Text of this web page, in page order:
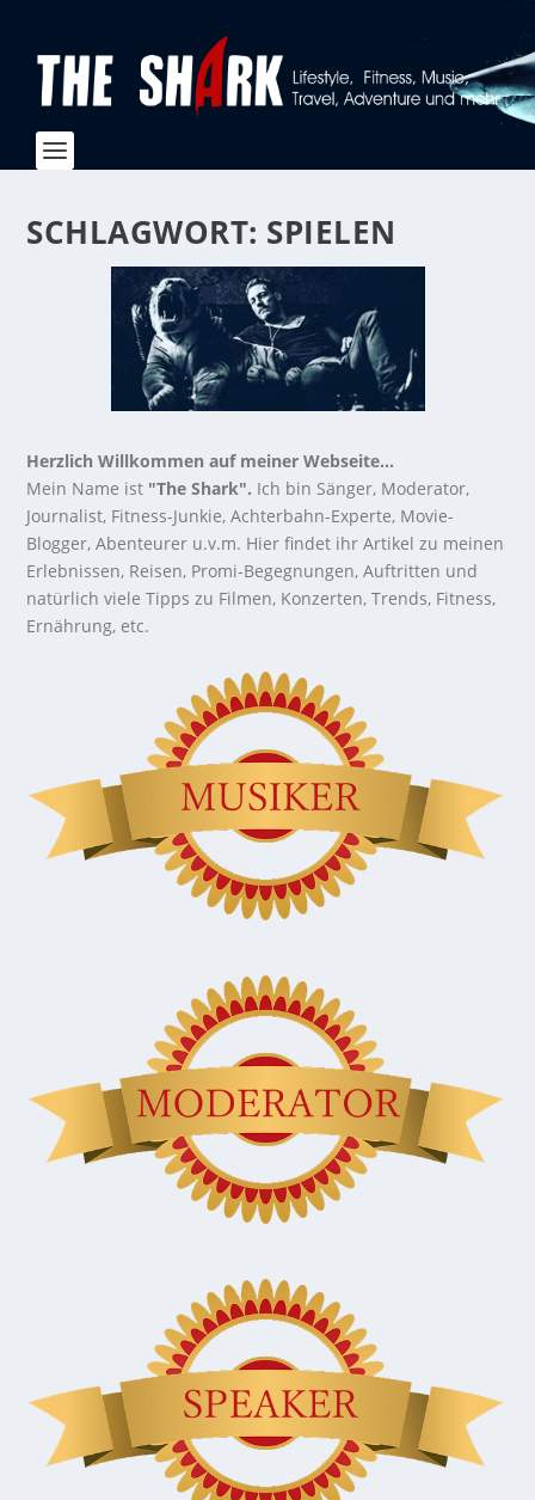
SCHLAGWORT: SPIELEN
Herzlich Willkommen auf meiner Webseite...
Mein Name ist "The Shark". Ich bin Sänger, Moderator,
Journalist, Fitness-Junkie, Achterbahn-Experte, Movie-
Blogger, Abenteurer u.v.m. Hier findet ihr Artikel zu meinen
Erlebnissen, Reisen, Promi-Begegnungen, Auftritten und
natürlich viele Tipps zu Filmen, Konzerten, Trends, Fitness,
Ernährung, etc.